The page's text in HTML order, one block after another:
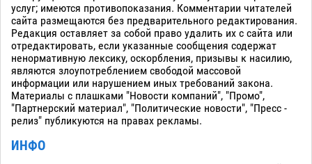
услуг; имеются противопоказания. Комментарии читателей
сайта размещаются без предварительного редактирования.
Редакция оставляет за собой право удалить их с сайта или
отредактировать, если указанные сообщения содержат
ненормативную лексику, оскорбления, призывы к насилию,
являются злоупотреблением свободой массовой
информации или нарушением иных требований закона.
Материалы с плашками "Новости компаний", "Промо",
"Партнерский материал", "Политические новости", "Пресс -
релиз" публикуются на правах рекламы.
ИНФО